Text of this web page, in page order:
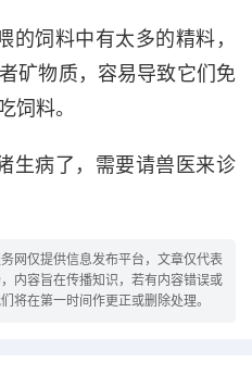
的饲料中有太多的精料，
矿物质，容易导致它们免
饲料。
生病了，需要请兽医来诊
网仅提供信息发布平台，文章仅代表
内容旨在传播知识，若有内容错误或
将在第一时间作更正或删除处理。